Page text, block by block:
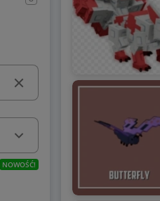
NOWOŚĆ!